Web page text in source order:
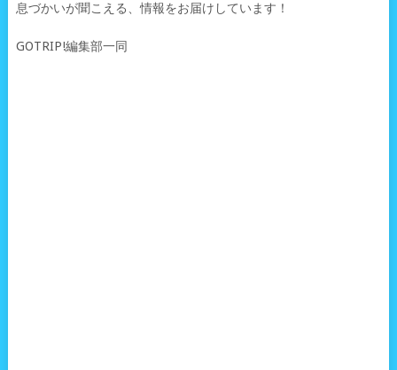
息づかいが聞こえる、情報をお届けしています！
GOTRIP!編集部一同